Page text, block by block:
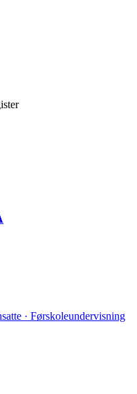
· Førskoleundervisning